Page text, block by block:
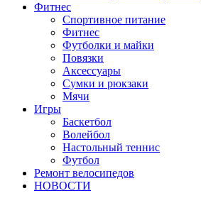
Фитнес
Спортивное питание
Фитнес
Футболки и майки
Повязки
Аксессуары
Сумки и рюкзаки
Мячи
Игры
Баскетбол
Волейбол
Настольный теннис
Футбол
Ремонт велосипедов
НОВОСТИ